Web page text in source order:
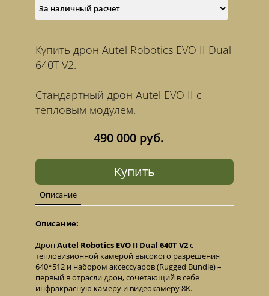
490 000 руб.
Купить
Купить дрон Autel Robotics EVO II Dual
640T V2.
Стандартный дрон Autel EVO II с
тепловым модулем.
Описание
Описание:
ДронAutel Robotics EVO II Dual 640T V2с
тепловизионной камерой высокого разрешения
640*512 и набором аксессуаров (Rugged Bundle) –
первый в отрасли дрон, сочетающий в себе
инфракрасную камеру и видеокамеру 8K.